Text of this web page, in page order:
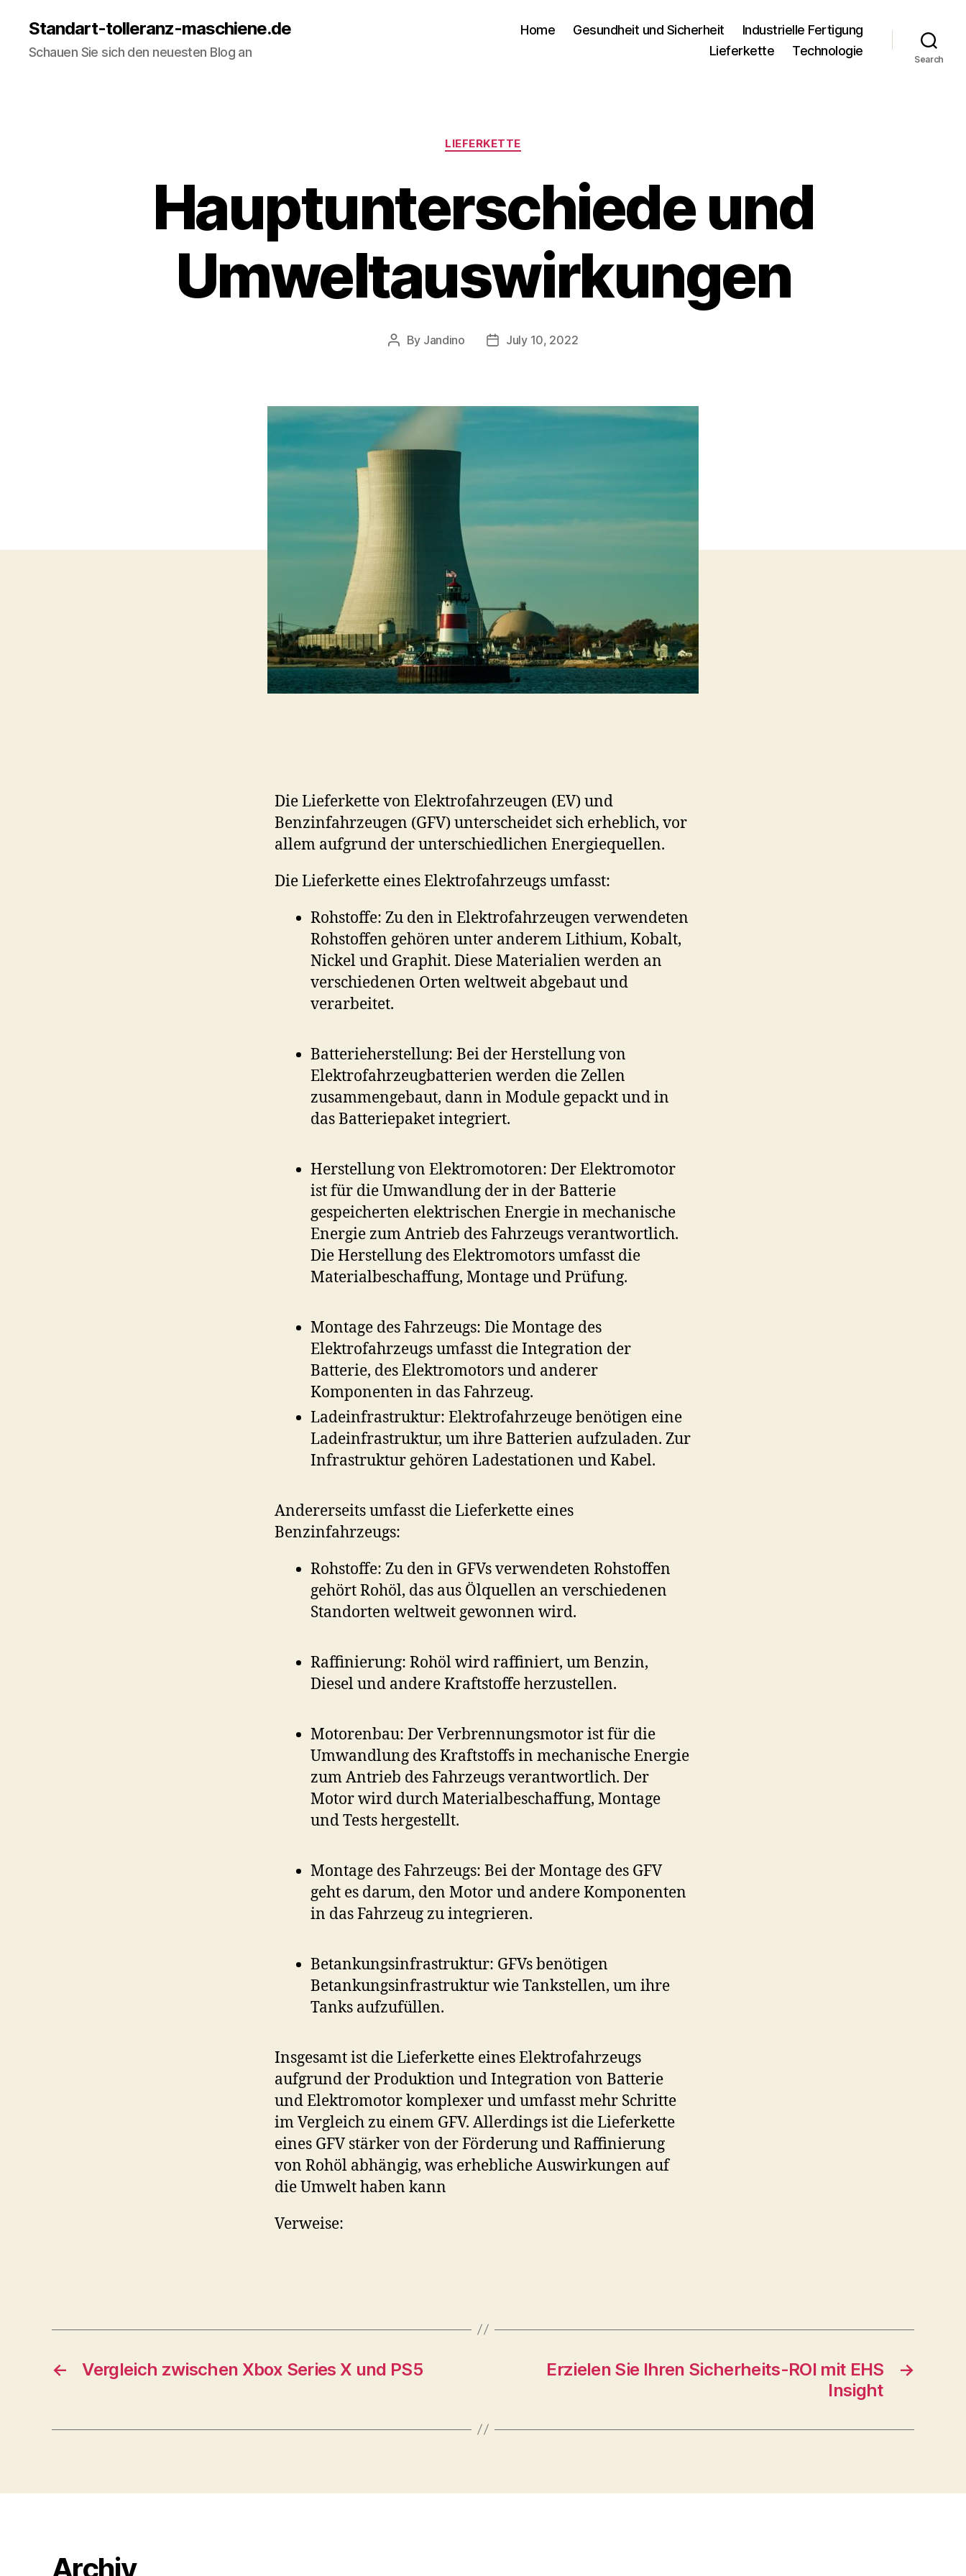
Standart-tolleranz-maschiene.de
Schauen Sie sich den neuesten Blog an
Home Gesundheit und Sicherheit
Industrielle Fertigung
Lieferkette
Technologie
Search
Categories
LIEFERKETTE
Hauptunterschiede und
Umweltauswirkungen
Post
By Jandino
PostJuly 10, 2022
Die Lieferkette von Elektrofahrzeugen (EV) und
Benzinfahrzeugen (GFV) unterscheidet sich erheblich, vor
allem aufgrund der unterschiedlichen Energiequellen.
Die Lieferkette eines Elektrofahrzeugs umfasst:
Rohstoffe: Zu den in Elektrofahrzeugen verwendeten
Rohstoffen gehören unter anderem Lithium, Kobalt,
Nickel und Graphit. Diese Materialien werden an
verschiedenen Orten weltweit abgebaut und
verarbeitet.
Batterieherstellung: Bei der Herstellung von
Elektrofahrzeugbatterien werden die Zellen
zusammengebaut, dann in Module gepackt und in
das Batteriepaket integriert.
Herstellung von Elektromotoren: Der Elektromotor
ist für die Umwandlung der in der Batterie
gespeicherten elektrischen Energie in mechanische
Energie zum Antrieb des Fahrzeugs verantwortlich.
Die Herstellung des Elektromotors umfasst die
Materialbeschaffung, Montage und Prüfung.
Montage des Fahrzeugs: Die Montage des
Elektrofahrzeugs umfasst die Integration der
Batterie, des Elektromotors und anderer
Komponenten in das Fahrzeug.
Ladeinfrastruktur: Elektrofahrzeuge benötigen eine
Ladeinfrastruktur, um ihre Batterien aufzuladen. Zur
Infrastruktur gehören Ladestationen und Kabel.
Andererseits umfasst die Lieferkette eines
Benzinfahrzeugs:
Rohstoffe: Zu den in GFVs verwendeten Rohstoffen
gehört Rohöl, das aus Ölquellen an verschiedenen
Standorten weltweit gewonnen wird.
Raffinierung: Rohöl wird raffiniert, um Benzin,
Diesel und andere Kraftstoffe herzustellen.
Motorenbau: Der Verbrennungsmotor ist für die
Umwandlung des Kraftstoffs in mechanische Energie
zum Antrieb des Fahrzeugs verantwortlich. Der
Motor wird durch Materialbeschaffung, Montage
und Tests hergestellt.
Montage des Fahrzeugs: Bei der Montage des GFV
geht es darum, den Motor und andere Komponenten
in das Fahrzeug zu integrieren.
Betankungsinfrastruktur: GFVs benötigen
Betankungsinfrastruktur wie Tankstellen, um ihre
Tanks aufzufüllen.
Insgesamt ist die Lieferkette eines Elektrofahrzeugs
aufgrund der Produktion und Integration von Batterie
und Elektromotor komplexer und umfasst mehr Schritte
im Vergleich zu einem GFV. Allerdings ist die Lieferkette
eines GFV stärker von der Förderung und Raffinierung
von Rohöl abhängig, was erhebliche Auswirkungen auf
die Umwelt haben kann
Verweise:
← Vergleich zwischen Xbox Series X und PS5 →
Erzielen Sie Ihren Sicherheits-ROI mit EHS
Insight
Archiv